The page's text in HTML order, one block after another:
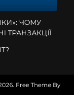
ЧОМУ
ТРАНЗАКЦІЇ
Free Theme By